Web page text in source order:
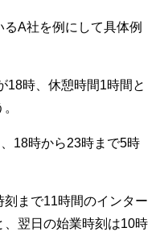
A社を例にして具体例
18時、休憩時間1時間と
18時から23時まで5時
まで11時間のインター
翌日の始業時刻は10時